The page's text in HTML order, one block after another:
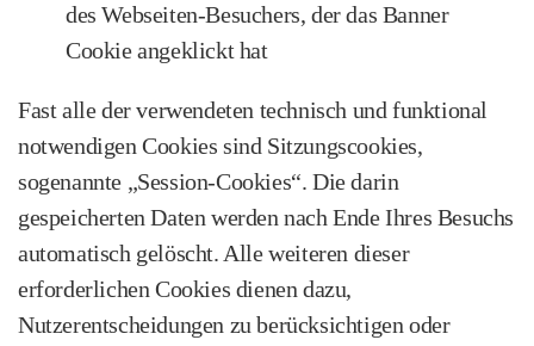
des Webseiten‑Besuchers, der das Banner
Cookie angeklickt hat
Fast alle der verwendeten technisch und funktional
notwendigen Cookies sind Sitzungscookies,
sogenannte „Session‑Cookies“. Die darin
gespeicherten Daten werden nach Ende Ihres Besuchs
automatisch gelöscht. Alle weiteren dieser
erforderlichen Cookies dienen dazu,
Nutzerentscheidungen zu berücksichtigen oder